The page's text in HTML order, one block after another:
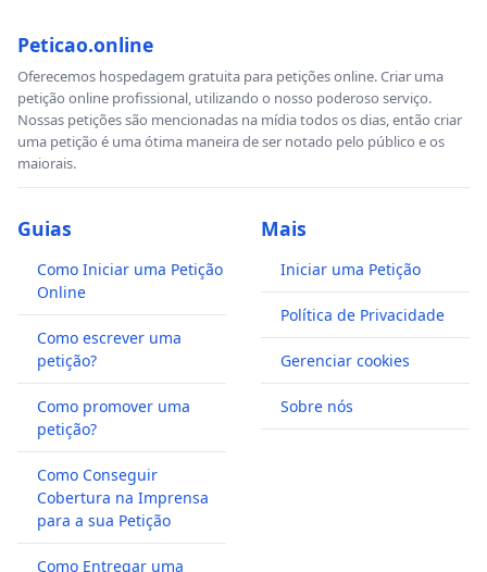
Peticao.online
Oferecemos hospedagem gratuita para petições online. Criar uma
petição online profissional, utilizando o nosso poderoso serviço.
Nossas petições são mencionadas na mídia todos os dias, então criar
uma petição é uma ótima maneira de ser notado pelo público e os
maiorais.
Guias
Como Iniciar uma Petição
Online
Como escrever uma
petição?
Como promover uma
petição?
Como Conseguir
Cobertura na Imprensa
para a sua Petição
Como Entregar uma
Mais
Iniciar uma Petição
Política de Privacidade
Gerenciar cookies
Sobre nós